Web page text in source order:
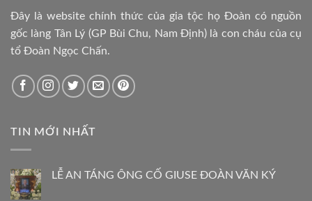
Đây là website chính thức của gia tộc họ Đoàn có nguồn
gốc làng Tân Lý (GP Bùi Chu, Nam Định) là con cháu của cụ
tổ Đoàn Ngọc Chấn.
TIN MỚI NHẤT
LỄ AN TÁNG ÔNG CỐ GIUSE ĐOÀN VĂN KÝ